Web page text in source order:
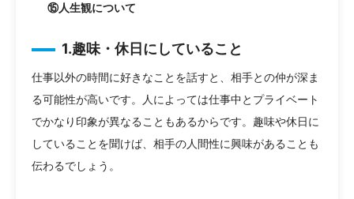
⑮人生観について
1.趣味・休日にしていること
仕事以外の時間に好きなことを話すと、相手との仲が深ま
る可能性が高いです。人によっては仕事中とプライベート
でかなり印象が異なることもあるからです。趣味や休日に
していることを聞けば、相手の人間性に興味があることも
伝わるでしょう。